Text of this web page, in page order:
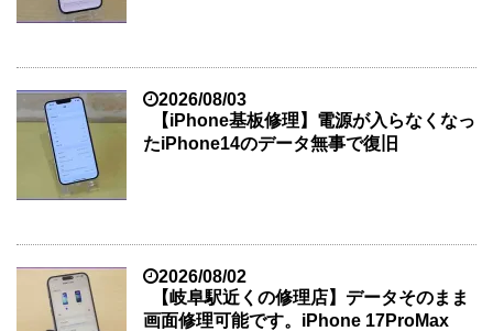
2026/08/03
【iPhone基板修理】電源が入らなくなっ
たiPhone14のデータ無事で復旧
2026/08/02
【岐阜駅近くの修理店】データそのまま
画面修理可能です。iPhone 17ProMax